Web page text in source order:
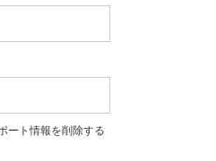
ート情報を削除する